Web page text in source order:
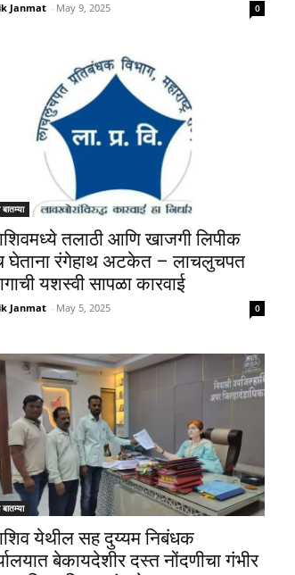
Janmat - May 9, 2025 0
तलाठी आणि खाजगी लिपीक
घेताना रंगेहाथ अटकेत – लाचलुचपत
यशस्वी सापळा कारवाई
Janmat - May 5, 2025 0
येथील सह दुय्यम निबंधक
बेकायदेशीर दस्त नोंदणीचा गंभीर